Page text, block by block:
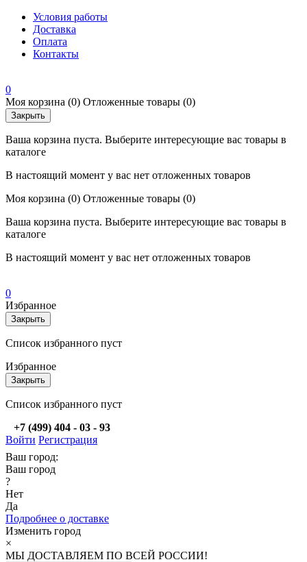
Условия работы
Доставка
Оплата
Контакты
0
Моя корзина (0) Отложенные товары (0)
Закрыть
Ваша корзина пуста. Выберите интересующие вас товары в
каталоге
В настоящий момент у вас нет отложенных товаров
Моя корзина (0) Отложенные товары (0)
Ваша корзина пуста. Выберите интересующие вас товары в
каталоге
В настоящий момент у вас нет отложенных товаров
0
Избранное
Закрыть
Список избранного пуст
Избранное
Закрыть
Список избранного пуст
+7 (499) 404 - 03 - 93
Войти Регистрация
Ваш город:
Ваш город
?
Нет
Да
Подробнее о доставке
Изменить город
×
МЫ ДОСТАВЛЯЕМ ПО ВСЕЙ РОССИИ!